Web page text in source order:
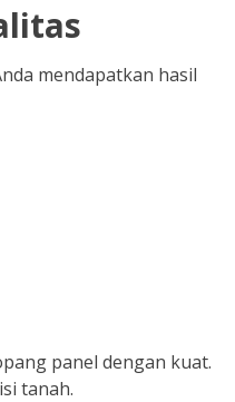
mendapatkan hasil
panel dengan kuat.
tanah.